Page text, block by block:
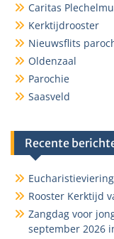
Caritas
Kerktijdrooster
Nieuwsflits
Oldenzaal
Parochie
Saasveld
Recente
Rooster Kerktijd
Zangdag voor
september 2026